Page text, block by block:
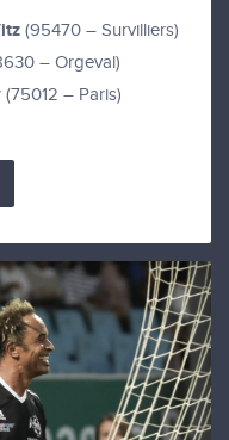
(95470 – Survilliers)
– Orgeval)
(75012 – Paris)